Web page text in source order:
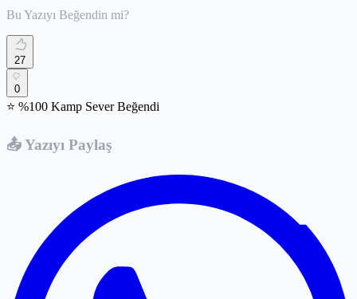
Bu Yazıyı Beğendin mi?
27
0
⭐ %100 Kamp Sever Beğendi
📤 Yazıyı Paylaş